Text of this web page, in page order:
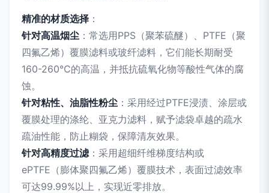
精准的材质选择 ：
针对高温烟尘 ：常选用PPS（聚苯硫醚）、PTFE（聚
四氟乙烯）覆膜滤料或玻纤滤料，它们能长期耐受
160-260℃的高温，并抵抗硫氧化物等酸性气体的腐
蚀。
针对粘性、油脂性粉尘 ：采用经过PTFE浸渍、涂层或
覆膜处理的涤纶、亚克力滤料，赋予滤袋卓越的疏水
疏油性能，防止糊袋，保障清灰效果。
针对高精度过滤：采用超细纤维梯度结构或
ePTFE（膨体聚四氟乙烯）覆膜技术，表面过滤效率
可达99.99%以上，实现近零排放。